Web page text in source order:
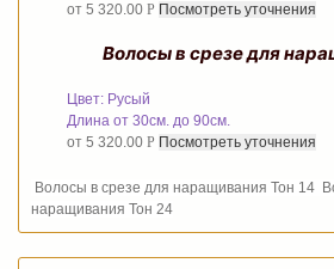
от 5 320.00 Р Посмотреть уточнения
Волосы в срезе для
Цвет: Русый
Длина от 30см. до 90см.
от 5 320.00 Р Посмотреть уточнения
Волосы в срезе для наращивания Тон 14
наращивания Тон 24